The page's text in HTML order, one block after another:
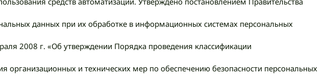
данных при их обработке в информационных системах персональных
2008 г. «Об утверждении Порядка проведения классификации
и технических мер по обеспечению безопасности персональных